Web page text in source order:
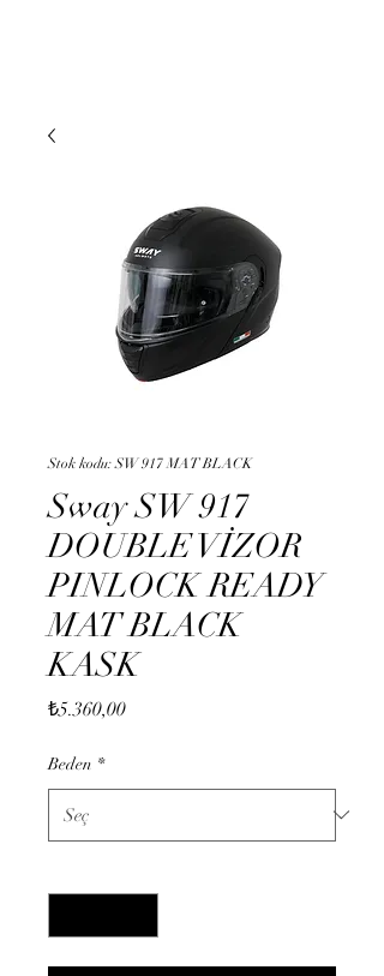
Stok kodu: SW 917 MAT BLACK
Sway SW 917
DOUBLE VİZOR
PINLOCK READY
MAT BLACK
KASK
₺5.360,00Fiyat
Beden *